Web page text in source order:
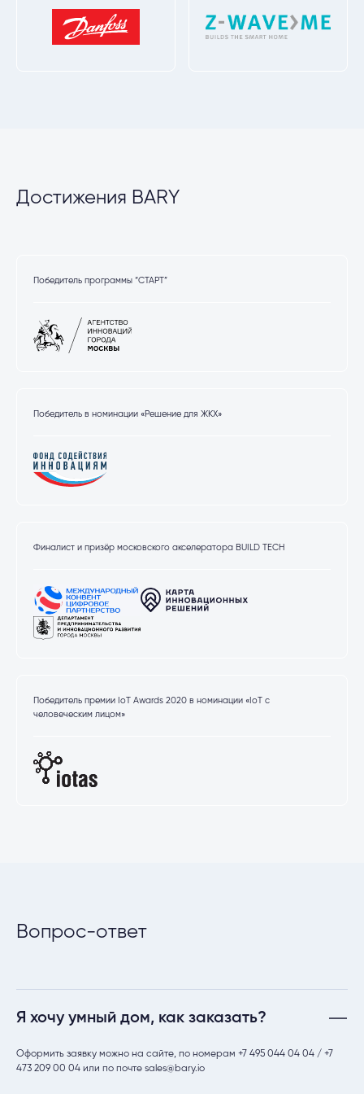
Достижения BARY
Победитель программы “СТАРТ”
Победитель в номинации «Решение для ЖКХ»
Финалист и призёр московского акселератора BUILD TECH
Победитель премии IoT Awards 2020 в номинации «IoT с
человеческим лицом»
Вопрос-ответ
Я хочу умный дом, как заказать?
Оформить заявку можно на сайте, по номерам +7 495 044 04 04 / +7
473 209 00 04 или по почте sales@bary.io